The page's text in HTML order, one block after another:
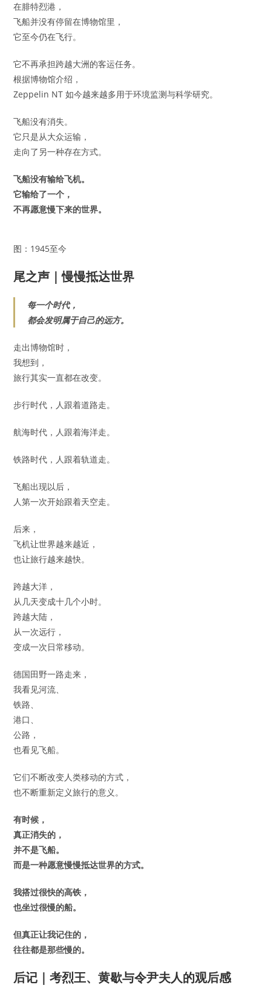
在腓特烈港，
飞船并没有停留在博物馆里，
它至今仍在飞行。
它不再承担跨越大洲的客运任务。
根据博物馆介绍，
Zeppelin NT 如今越来越多用于环境监测与科学研究。
飞船没有消失。
它只是从大众运输，
走向了另一种存在方式。
飞船没有输给飞机。
它输给了一个，
不再愿意慢下来的世界。
图：1945至今
尾之声｜慢慢抵达世界
每一个时代，
都会发明属于自己的远方。
走出博物馆时，
我想到，
旅行其实一直都在改变。
步行时代，人跟着道路走。
航海时代，人跟着海洋走。
铁路时代，人跟着轨道走。
飞船出现以后，
人第一次开始跟着天空走。
后来，
飞机让世界越来越近，
也让旅行越来越快。
跨越大洋，
从几天变成十几个小时。
跨越大陆，
从一次远行，
变成一次日常移动。
德国田野一路走来，
我看见河流、
铁路、
港口、
公路，
也看见飞船。
它们不断改变人类移动的方式，
也不断重新定义旅行的意义。
有时候，
真正消失的，
并不是飞船。
而是一种愿意慢慢抵达世界的方式。
我搭过很快的高铁，
也坐过很慢的船。
但真正让我记住的，
往往都是那些慢的。
后记｜考烈王、黄歇与令尹夫人的观后感